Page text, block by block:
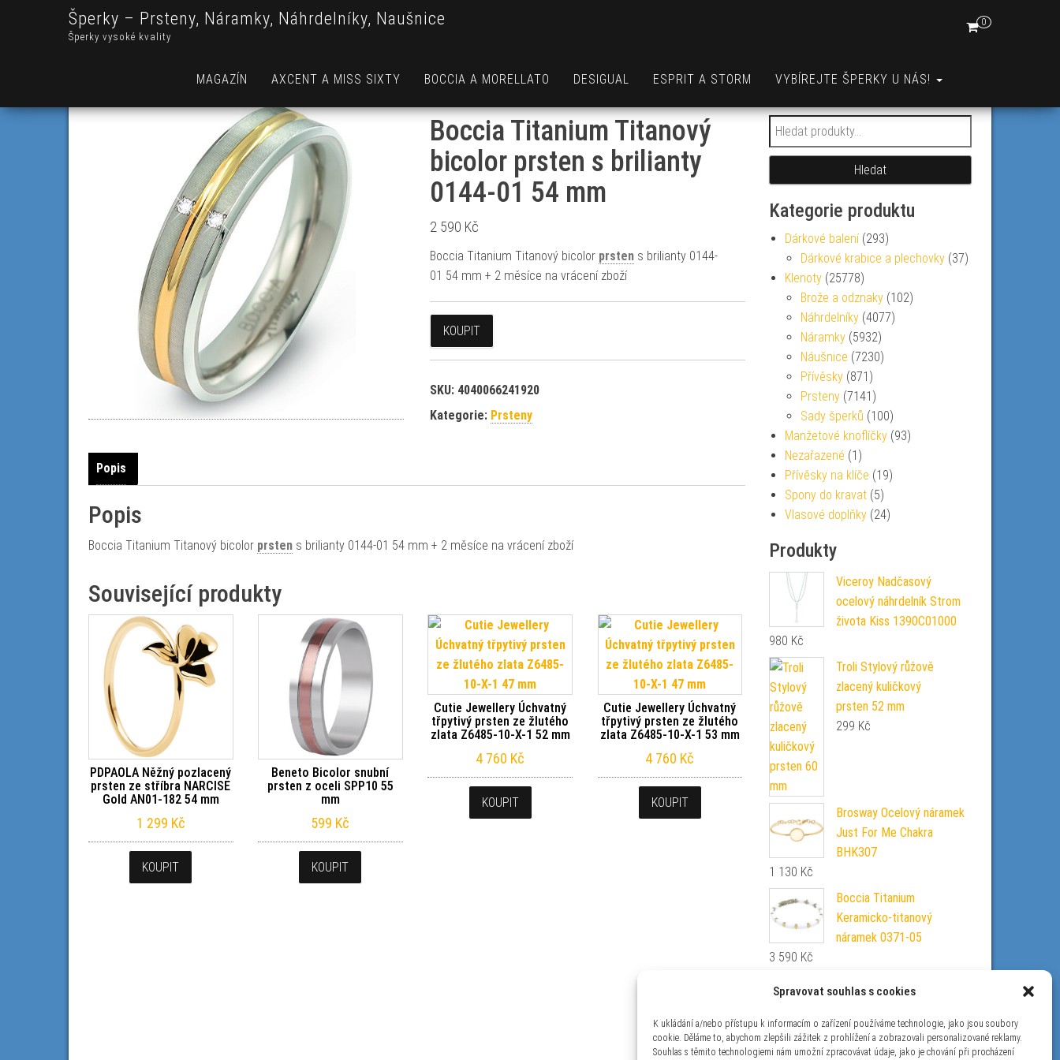
Spravovat souhlas s cookies
K ukládání a/nebo přístupu k informacím o zařízení používáme technologie, jako jsou soubory
cookie. Děláme to, abychom zlepšili zážitek z prohlížení a zobrazovali personalizované reklamy.
Souhlas s těmito technologiemi nám umožní zpracovávat údaje, jako je chování při procházení
Šperky – Prsteny, Náramky, Náhrdelníky, Naušnice
Šperky vysoké kvality
0
MAGAZÍN AXCENT A MISS SIXTY BOCCIA A MORELLATO DESIGUAL ESPRIT A STORM VYBÍREJTE ŠPERKY U NÁS!
Boccia Titanium Titanový
bicolor prsten s brilianty
0144-01 54 mm
2 590 Kč
Boccia Titanium Titanový bicolor prstens brilianty 0144-
01 54 mm + 2 měsíce na vrácení zboží
KOUPIT
SKU: 4040066241920
Kategorie: Prsteny
Popis
Popis
Boccia Titanium Titanový bicolor prsten s brilianty 0144-01 54 mm + 2 měsíce na vrácení zboží
Související produkty
PDPAOLA Něžný pozlacený
prsten ze stříbra NARCISE
Gold AN01-182 54 mm
1 299 Kč
KOUPIT
Beneto Bicolor snubní
prsten z oceli SPP10 55
mm
599 Kč
KOUPIT
Cutie Jewellery Úchvatný
třpytivý prsten ze žlutého
zlata Z6485-10-X-1 52 mm
4 760 Kč
KOUPIT
Cutie Jewellery Úchvatný
třpytivý prsten ze žlutého
zlata Z6485-10-X-1 53 mm
4 760 Kč
KOUPIT
Hledat:
Hledat
Kategorie produktu
Dárkové balení (293)
Dárkové krabice a plechovky (37)
Klenoty (25778)
Brože a odznaky (102)
Náhrdelníky (4077)
Náramky (5932)
Náušnice (7230)
Přívěsky (871)
Prsteny (7141)
Sady šperků (100)
Manžetové knoflíčky (93)
Nezařazené (1)
Přívěsky na klíče (19)
Spony do kravat (5)
Vlasové doplňky (24)
Produkty
Viceroy Nadčasový
ocelový náhrdelník Strom
života Kiss 1390C01000
980 Kč
Troli Stylový růžově
zlacený kuličkový
prsten 52 mm
299 Kč
Brosway Ocelový náramek
Just For Me Chakra
BHK307
1 130 Kč
Boccia Titanium
Keramicko-titanový
náramek 0371-05
3 590 Kč
Beneto Moderní stříbrný
LAMBADA 50 cm
369 Kč